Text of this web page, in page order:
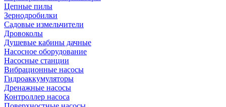
Цепные пилы
Зернодробилки
Садовые измельчители
Дровоколы
Душевые кабины дачные
Насосное оборудование
Насосные станции
Вибрационные насосы
Гидроаккумуляторы
Дренажные насосы
Контроллер насоса